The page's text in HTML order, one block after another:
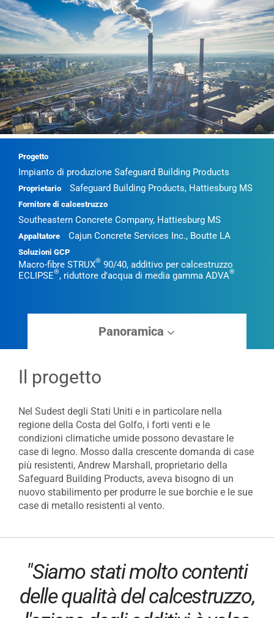
Progetto
Impianto di produzione Safeguard Building Products
Proprietario Safeguard Building Products, Hattiesburg MS
Fornitore di calcestruzzo
Southeastern Concrete Company, Hattiesburg MS
Appaltatore Cajun Concrete Services Inc., Boutte LA
Soluzioni GCP
Macro-fibre STRUX® 90/40, additivo per calcestruzzo
ECLIPSE®, riduttore d'acqua di media gamma ADVA®
Panoramica
Il progetto
Nel Sudest degli Stati Uniti e in particolare nella
regione della Costa del Golfo, i forti venti e le
condizioni climatiche umide possono devastare le
case di legno. Mosso dalla crescente domanda di case
più resistenti, Andrew Marshall, proprietario della
Safeguard Building Products, aveva bisogno di un
nuovo stabilimento per produrre le sue borchie e le sue
case di metallo resistenti al vento.
"Siamo stati molto contenti
delle qualità del calcestruzzo,